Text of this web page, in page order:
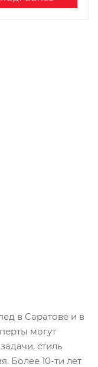
в Саратове и в
могут
стиль
Более 10-ти лет